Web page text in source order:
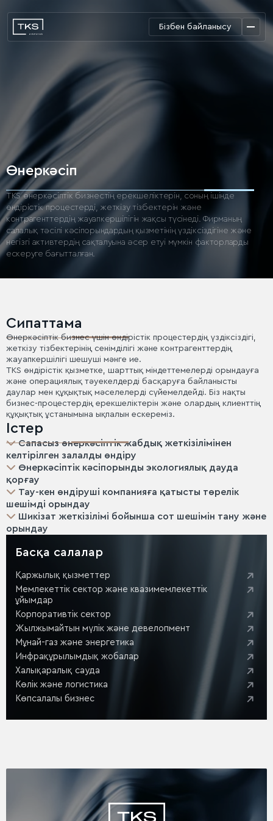
Бізбен байланысу
Өнеркәсіп
TKS өнеркәсіптік бизнестің ерекшеліктерін, соның ішінде
өндірістік процестерді, жеткізу тізбектерін және
контрагенттердің жауапкершілігін жақсы түсінеді. Фирманың
салалық тәсілі кәсіпорындардың қызметінің үздіксіздігіне және
негізгі активтердің сақталуына әсер етуі мүмкін факторларды
ескеруге бағытталған.
Сипаттама
Өнеркәсіптік бизнес үшін өндірістік процестердің үздіксіздігі,
жеткізу тізбектерінің сенімділігі және контрагенттердің
жауапкершілігі шешуші мәнге ие.
TKS өндірістік қызметке, шарттық міндеттемелерді орындауға
және операциялық тәуекелдерді басқаруға байланысты
даулар мен құқықтық мәселелерді сүйемелдейді. Біз нақты
бизнес-процестердің ерекшеліктерін және олардың клиенттің
құқықтық ұстанымына ықпалын ескереміз.
Істер
Сапасыз өнеркәсіптік жабдық жеткізілімінен
келтірілген залалды өндіру
Өнеркәсіптік кәсіпорынды экологиялық дауда
қорғау
Тау-кен өндіруші компанияға қатысты төрелік
шешімді орындау
Шикізат жеткізілімі бойынша сот шешімін тану және
орындау
Басқа салалар
Қаржылық қызметтер
Мемлекеттік сектор және квазимемлекеттік
ұйымдар
Корпоративтік сектор
Жылжымайтын мүлік және девелопмент
Мұнай-газ және энергетика
Инфрақұрылымдық жобалар
Халықаралық сауда
Көлік және логистика
Көпсалалы бизнес